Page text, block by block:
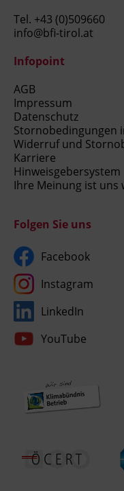
Tel. +43 (0)509660
info@bfi-tirol.at
Infopoint
AGB
Impressum
Datenschutz
Stornobedingungen
Widerruf und
Karriere
Hinweisgebersystem
Ihre Meinung ist uns
Folgen Sie uns
Facebook
Instagram
LinkedIn
YouTube